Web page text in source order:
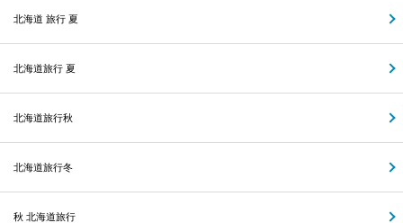
北海道 旅行 夏
北海道旅行 夏
北海道旅行秋
北海道旅行冬
秋 北海道旅行